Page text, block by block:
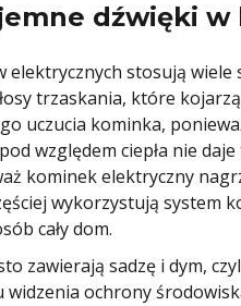
dźwięki
elektrycznych stosują
trzaskania, które
uczucia kominka,
względem ciepła nie
kominek elektryczny
wykorzystują system
cały dom.
zawierają sadzę i dym,
ochrony